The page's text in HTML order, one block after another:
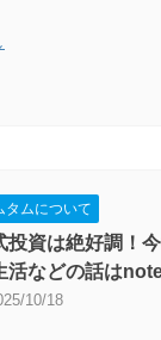
タムについて
投資は絶好調！
活などの話は
10/18